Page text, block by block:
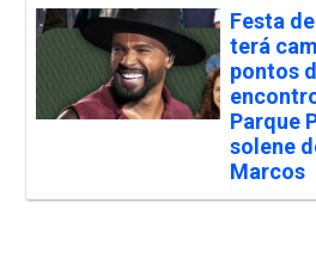
Festa
terá
pontos
Parque
solene
Marcos